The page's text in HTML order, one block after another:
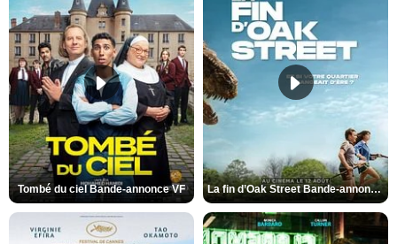
Tombé du ciel Bande-annonce VF La fin d’Oak Street Bande-annonce VO STFR